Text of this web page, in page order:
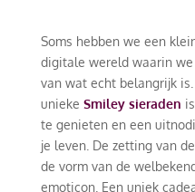
Soms hebben we een
digitale wereld waarin
van wat echt belangrijk
unieke Smiley sieraden
te genieten en een
je leven. De zetting van
de vorm van de
emoticon. Een uniek